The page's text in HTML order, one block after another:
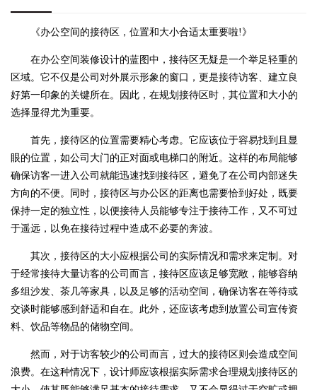
《办公空间的接待区，位置和大小合适太重要啦!》
在办公空间装修设计的蓝图中，接待区无疑是一个举足轻重的
区域。它不仅是公司对外展示形象的窗口，更是接待访客、建立良
好第一印象的关键所在。因此，在规划接待区时，其位置和大小的
选择显得尤为重要。
首先，接待区的位置需要精心考虑。它应该位于容易找到且显
眼的位置，如公司大门的正对面或电梯口的附近。这样的布局能够
确保访客一进入公司就能迅速找到接待区，避免了在公司内部迷失
方向的不便。同时，接待区与办公区的距离也需要恰到好处，既要
保持一定的独立性，以便接待人员能够专注于接待工作，又不可过
于遥远，以免在接待过程中造成不必要的奔波。
其次，接待区的大小应根据公司的实际情况和需求来定制。对
于经常接待大量访客的公司而言，接待区应该足够宽敞，能够容纳
多组沙发、茶几等家具，以及足够的活动空间，确保访客在等待或
交谈时能够感到舒适和自在。此外，还应该考虑到放置公司宣传资
料、饮品等物品的储物空间。
然而，对于访客较少的公司而言，过大的接待区则会造成空间
浪费。在这种情况下，设计师应该根据实际需求合理规划接待区的